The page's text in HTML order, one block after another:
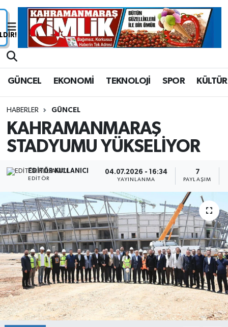
GÜNCEL EKONOMİ TEKNOLOJİ SPOR KÜLTÜR
HABERLER GÜNCEL
KAHRAMANMARAŞ
STADYUMU YÜKSELİYOR
EDITÖR KULLANICI
EDITÖR
04.07.2026 - 16:34
YAYINLANMA
7
PAYLAŞIM
Nöbetçi Eczaneler
Süper Lig Puan Durumu ve Fikstür
Tüm Manşetler
Son Dakika Haberleri
Haber Arşivi